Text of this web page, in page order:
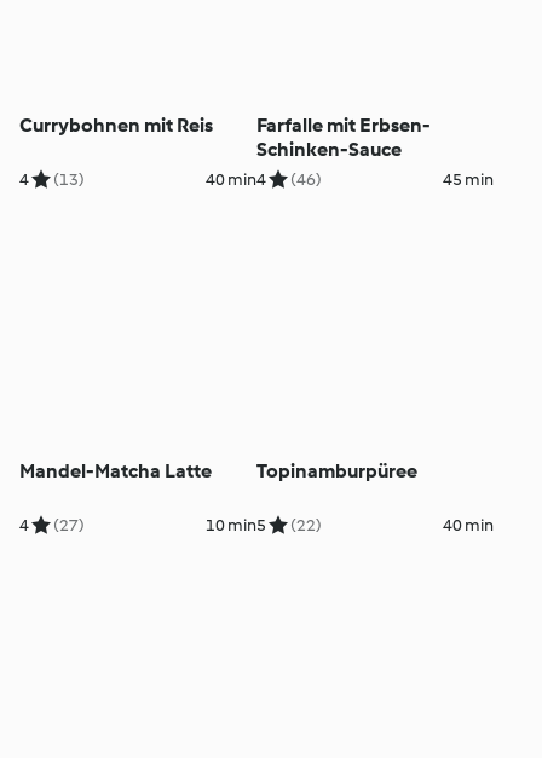
Currybohnen mit Reis
4 (13) 40 min
Farfalle mit Erbsen-
Schinken-Sauce
4 (46) 45 min
Mandel-Matcha Latte
4 (27) 10 min
Topinamburpüree
5 (22) 40 min